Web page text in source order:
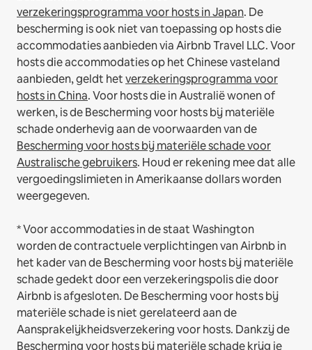
verzekeringsprogramma voor hosts in Japan. De
bescherming is ook niet van toepassing op hosts die
accommodaties aanbieden via Airbnb Travel LLC.Voor
hosts die accommodaties op het Chinese vasteland
aanbieden, geldt hetverzekeringsprogramma voor
hosts in China.Voor hosts die in Australië wonen of
werken, is de Bescherming voor hosts bij materiële
schade onderhevig aan de voorwaarden van de
Bescherming voor hosts bij materiële schade voor
Australische gebruikers. Houd er rekening mee dat alle
vergoedingslimieten in Amerikaanse dollars worden
weergegeven.
* Voor accommodaties in de staat Washington
worden de contractuele verplichtingen van Airbnb in
het kader van de Bescherming voor hosts bij materiële
schade gedekt door een verzekeringspolis die door
Airbnb is afgesloten. De Bescherming voor hosts bij
materiële schade is niet gerelateerd aan de
Aansprakelijkheidsverzekering voor hosts. Dankzij de
Bescherming voor hosts bij materiële schade krijg je